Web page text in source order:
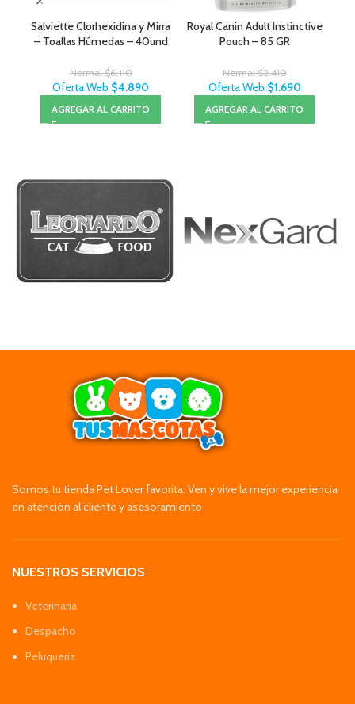
Salviette Clorhexidina y Mirra
– Toallas Húmedas – 40und
Normal$6.110
Oferta Web $4.890
AGREGAR AL CARRITO
Royal Canin Adult Instinctive
Pouch – 85 GR
Normal$2.410
Oferta Web $1.690
AGREGAR AL CARRITO
Somos tu tienda Pet Lover favorita. Ven y vive la mejor experiencia
en atención al cliente y asesoramiento
NUESTROS SERVICIOS
Veterinaria
Despacho
Peluquería